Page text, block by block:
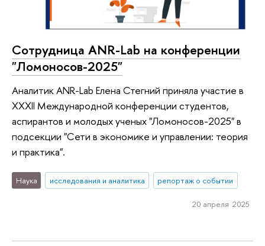
Сотрудница ANR-Lab на конференции
"Ломоносов-2025"
Аналитик ANR-Lab Елена Стегний приняла участие в
XXXII Международной конференции студентов,
аспирантов и молодых ученых "Ломоносов-2025" в
подсекции "Сети в экономике и управлении: теория
и практика".
Наука исследования и аналитика репортаж о событии
20 апреля 2025